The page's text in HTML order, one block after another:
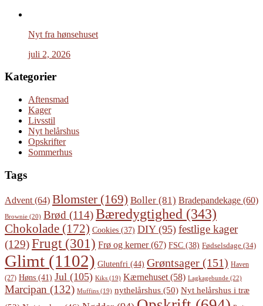
Nyt fra hønsehuset
juli 2, 2026
Kategorier
Aftensmad
Kager
Livsstil
Nyt helårshus
Opskrifter
Sommerhus
Tags
Advent (64) Blomster (169) Boller (81) Bradepandekage (60)
Brownie (20) Brød (114)Bæredygtighed (343)
Chokolade (172) Cookies (37) DIY(95) festlige kager
(129)Frugt (301) Frø og kerner(67) FSC (38) Fødselsdage (34)
Glimt (1102) Glutenfri (44) Grøntsager (151) Haven
(27) Høns (41) Jul (105) Kiks (19) Kærnehuset (58) Lagkagebunde (22)
Marcipan (132) Muffins (19) nythelårshus (50) Nyt helårshus i træ